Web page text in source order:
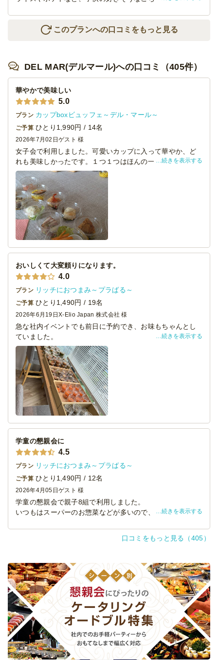
このプランへの口コミをもっと見る
DEL MAR(デルマール)への口コミ（405件）
華やかで美味しい
5.0
プラン カップboxビュッフェ～デル・マール～
ご予算 ひとり1,990円 / 14名
2026年7月02日 ゲスト 様
女子会で利用しました。可愛いカップに入って華やか、ど
れも美味しかったです。１つ１つはほんの一口なのと炭水
化物が少ないので量が心配で、フォッカッチャだけ足して
用意しましたが、大皿のローストポーク、フルーツ盛り合
わせもあり、女性には十分な量でした。無駄に余ることも
無く、準備〜片付けまでスムーズで、利用してよかったで
す。
続きを表示する
おいしくて大変頼りになります。
4.0
プラン リッチにおつまみ～プラばる～
ご予算 ひとり1,490円 / 19名
2026年6月19日 X-Elio Japan 株式会社 様
急な社内イベントでも前日に予約でき、お味もちゃんとし
ていました。
フルーツも十分な量で華があります
ボリュームの点ではランチには少し足りないのでおつまみ
としてまたお願いしたいと思います。
今後も頼りにしたいと思います。
続きを表示する
学童の懇親会に
4.5
プラン リッチにおつまみ～プラばる～
ご予算 ひとり1,490円 / 12名
2026年4月05日 ゲスト 様
学童の懇親会で親子8組で利用しました。
いつもはスーパーのお惣菜などが多いので、まずは見た目
（子どもたちは別の店舗の大皿料理も頼んでいたので、想
ルーツ盛り合わせはほぼ全て子供達が一瞬で完食しまし
た。
大人にとっては味もお酒に合う感じだったり、野菜も多め
で、お惣菜だと揚げ物中心になってしまうところいつもと
違うメニューで好評でした。
カップなので片付けも楽でしたし、付属のお皿やお箸など
も多めに持っていただけました。
また、配達の時の袋を最後にゴミ袋として活用できたのも
よかったです。
到着時間もこちらの要望通りに来ていただき助かりまし
続きを表示する
口コミをもっと見る（405）